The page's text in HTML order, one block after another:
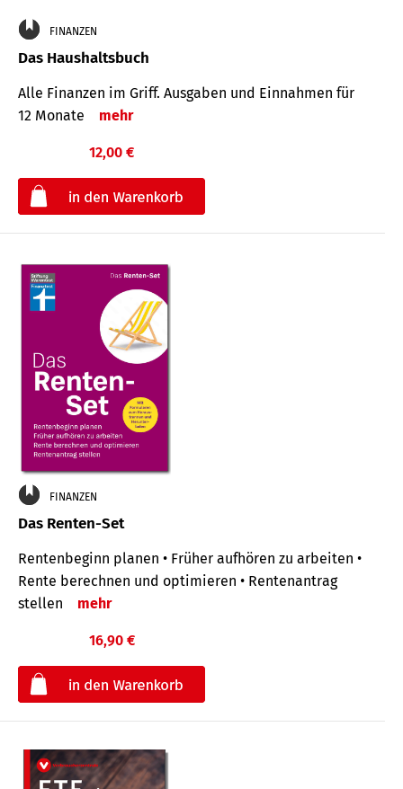
FINANZEN
Das Haushaltsbuch
Alle Finanzen im Griff. Aus­gaben und Ein­nahmen für
12 Monate
mehr
12,00 €
FINANZEN
Das Renten-Set
Rentenbeginn planen • Früher aufhören zu arbeiten •
Rente berechnen und optimieren • Rentenantrag
stellen
mehr
16,90 €